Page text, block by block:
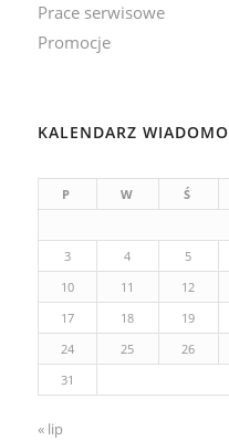
Prace serwisowe
Promocje
KALENDARZ
P W Ś
3
4 5
10
11 12
17
18 19
24
25 26
31
« lip